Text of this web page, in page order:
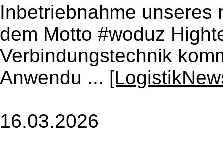
Inbetriebnahme unseres
dem Motto #woduz
Verbindungstechnik
Anwendu ...
16.03.2026